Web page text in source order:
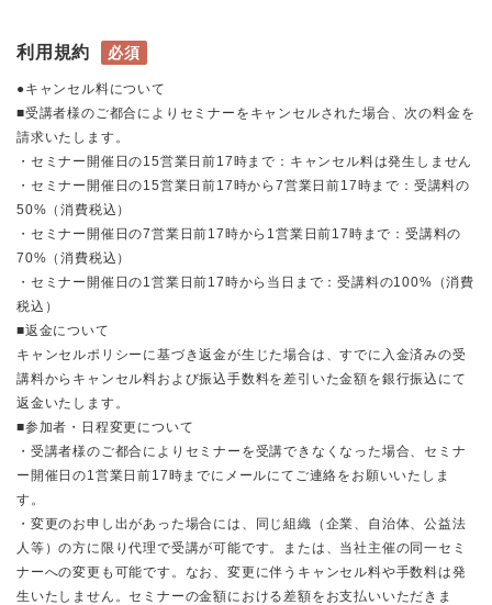
利用規約 必須
●キャンセル料について
■受講者様のご都合によりセミナーをキャンセルされた場合、次の料金を
請求いたします。
・セミナー開催日の15営業日前17時まで：キャンセル料は発生しません
・セミナー開催日の15営業日前17時から7営業日前17時まで：受講料の
50%（消費税込）
・セミナー開催日の7営業日前17時から1営業日前17時まで：受講料の
70%（消費税込）
・セミナー開催日の1営業日前17時から当日まで：受講料の100%（消費
税込）
■返金について
キャンセルポリシーに基づき返金が生じた場合は、すでに入金済みの受
講料からキャンセル料および振込手数料を差引いた金額を銀行振込にて
返金いたします。
■参加者・日程変更について
・受講者様のご都合によりセミナーを受講できなくなった場合、セミナ
ー開催日の1営業日前17時までにメールにてご連絡をお願いいたしま
す。
・変更のお申し出があった場合には、同じ組織（企業、自治体、公益法
人等）の方に限り代理で受講が可能です。または、当社主催の同一セミ
ナーへの変更も可能です。なお、変更に伴うキャンセル料や手数料は発
生いたしません。セミナーの金額における差額をお支払いいただきま